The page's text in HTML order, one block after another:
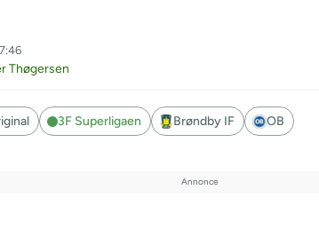
Thøgersen
3F Superligaen Brøndby IF OB